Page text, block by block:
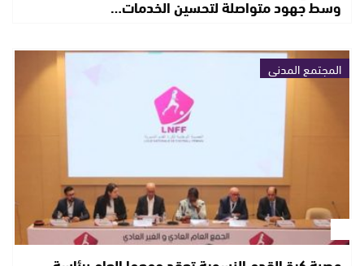
وسط جهود متواصلة لتحسين الخدمات…
المجتمع المدني